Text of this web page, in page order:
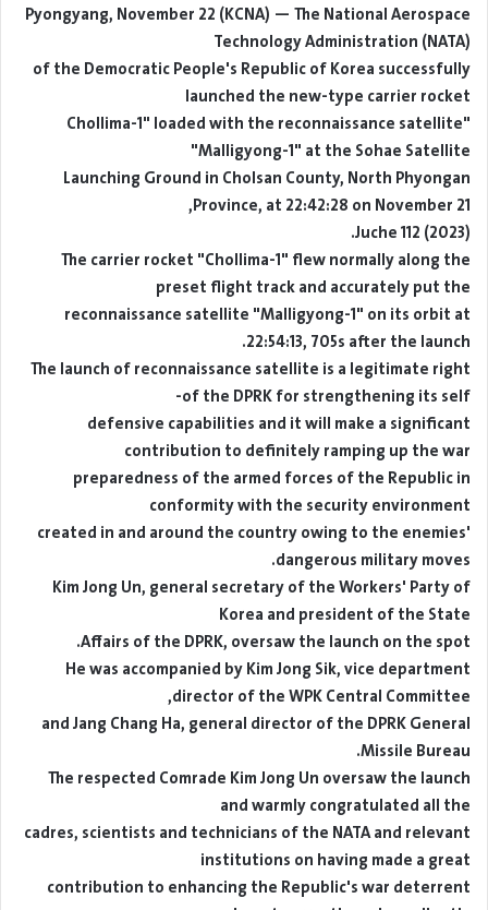
Pyongyang, November 22 (KCNA) — The National Aerospace
Technology Administration (NATA)
of the Democratic People's Republic of Korea successfully
launched the new-type carrier rocket
"Chollima-1" loaded with the reconnaissance satellite
"Malligyong-1" at the Sohae Satellite
Launching Ground in Cholsan County, North Phyongan
Province, at 22:42:28 on November 21,
Juche 112 (2023).
The carrier rocket "Chollima-1" flew normally along the
preset flight track and accurately put the
reconnaissance satellite "Malligyong-1" on its orbit at
22:54:13, 705s after the launch.
The launch of reconnaissance satellite is a legitimate right
of the DPRK for strengthening its self-
defensive capabilities and it will make a significant
contribution to definitely ramping up the war
preparedness of the armed forces of the Republic in
conformity with the security environment
created in and around the country owing to the enemies'
dangerous military moves.
Kim Jong Un, general secretary of the Workers' Party of
Korea and president of the State
Affairs of the DPRK, oversaw the launch on the spot.
He was accompanied by Kim Jong Sik, vice department
director of the WPK Central Committee,
and Jang Chang Ha, general director of the DPRK General
Missile Bureau.
The respected Comrade Kim Jong Un oversaw the launch
and warmly congratulated all the
cadres, scientists and technicians of the NATA and relevant
institutions on having made a great
contribution to enhancing the Republic's war deterrent